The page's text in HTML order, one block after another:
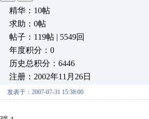
精华：10帖
求助：0帖
帖子：119帖 | 5549回
年度积分：0
历史总积分：6446
注册：2002年11月26日
发表于：2007-07-31 15:38:00